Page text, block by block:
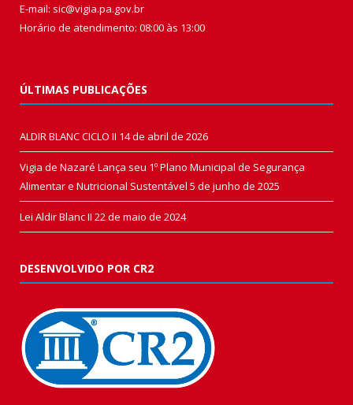
E-mail: sic@vigia.pa.gov.br
Horário de atendimento: 08:00 às 13:00
ÚLTIMAS PUBLICAÇÕES
ALDIR BLANC CICLO II 14 de abril de 2026
Vigia de Nazaré Lança seu 1º Plano Municipal de Segurança
Alimentar e Nutricional Sustentável 5 de junho de 2025
Lei Aldir Blanc II 22 de maio de 2024
DESENVOLVIDO POR CR2